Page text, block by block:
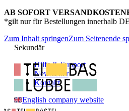
AB SOFORT
*gilt nur für Bestellungen innerhalb DE
Zum Inhalt springenZum Seitenende
Sekundär
Hilfe & Support
Newsletter
Kontakt
English company website